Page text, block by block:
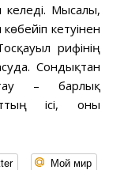
Мысалы,
кетуінен
рифінің
Сондықтан
– барлық
ісі, оны
Мой мир